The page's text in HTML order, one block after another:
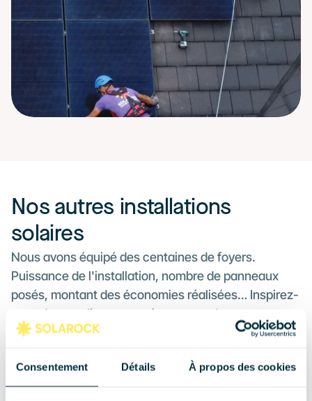
Consentement Détails À propos des cookies
Nos autres installations
solaires
Nous avons équipé des centaines de foyers.
Puissance de l'installation, nombre de panneaux
posés, montant des économies réalisées… Inspirez-
vous de nos clients et projetez vous dans votre
installation solaire.
Centre-Val de Loire